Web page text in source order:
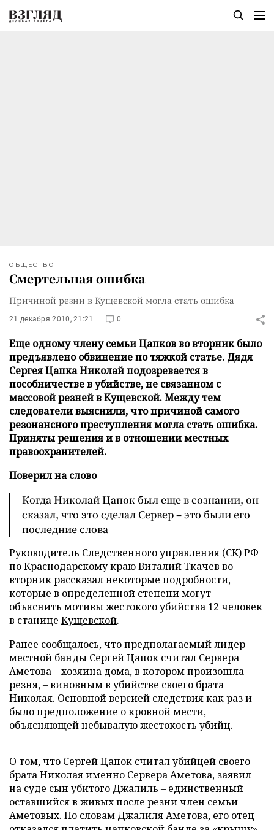
ОБЩЕСТВО
Смертельная ошибка
Причиной резни в Кущевской могла стать ошибка
21 декабря 2010, 21:21 0
Еще одному члену семьи Цапков во вторник было
предъявлено обвинение по тяжкой статье. Дядя
Сергея Цапка Николай подозревается в
пособничестве в убийстве, не связанном с
массовой резней в Кущевской. Между тем
следователи выяснили, что причиной самого
резонансного преступления могла стать ошибка.
Приняты решения и в отношении местных
правоохранителей.
Поверил на слово
Когда Николай Цапок был еще в сознании, он
сказал, что это сделал Сервер – это были его
последние слова
Руководитель Следственного управления (СК) РФ
по Краснодарскому краю Виталий Ткачев во
вторник рассказал некоторые подробности,
которые в определенной степени могут
объяснить мотивы жестокого убийства 12 человек
в станице Кущевской.
Ранее сообщалось, что предполагаемый лидер
местной банды Сергей Цапок считал Сервера
Аметова–хозяина дома, в котором произошла
резня,–виновным в убийстве своего брата
Николая. Основной версией следствия как раз и
было предположение о кровной мести,
объясняющей небывалую жестокость убийц.
О том, что Сергей Цапок считал убийцей своего
брата Николая именно Сервера Аметова, заявил
на суде сын убитого Джалиль – единственный
оставшийся в живых после резни член семьи
Аметовых. По словам Джалиля Аметова, его отец